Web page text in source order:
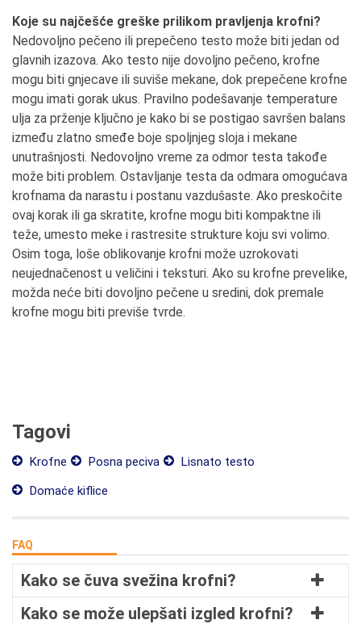
Koje su najčešće greške prilikom pravljenja krofni?
Nedovoljno pečeno ili prepečeno testo može biti jedan od
glavnih izazova. Ako testo nije dovoljno pečeno, krofne
mogu biti gnjecave ili suviše mekane, dok prepečene krofne
mogu imati gorak ukus. Pravilno podešavanje temperature
ulja za prženje ključno je kako bi se postigao savršen balans
između zlatno smeđe boje spoljnjeg sloja i mekane
unutrašnjosti. Nedovoljno vreme za odmor testa takođe
može biti problem. Ostavljanje testa da odmara omogućava
krofnama da narastu i postanu vazdušaste. Ako preskočite
ovaj korak ili ga skratite, krofne mogu biti kompaktne ili
teže, umesto meke i rastresite strukture koju svi volimo.
Osim toga, loše oblikovanje krofni može uzrokovati
neujednačenost u veličini i teksturi. Ako su krofne prevelike,
možda neće biti dovoljno pečene u sredini, dok premale
krofne mogu biti previše tvrde.
Tagovi
Krofne Posna peciva
Lisnato testo
Domaće kiflice
FAQ
Kako se čuva svežina krofni?
Kako se može ulepšati izgled krofni?